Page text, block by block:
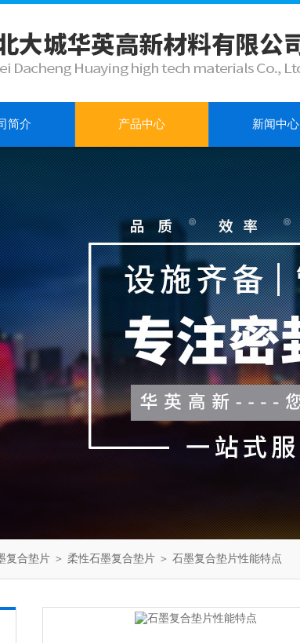
简介 产品中心 新闻中心
复合垫片 ＞ 柔性石墨复合垫片 ＞ 石墨复合垫片性能特点